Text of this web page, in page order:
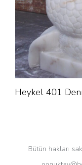
Heykel 401
Bütün hakları